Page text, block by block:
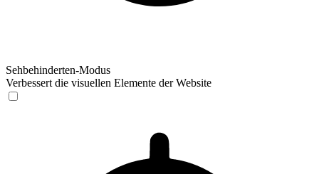
Sehbehinderten-Modus
Verbessert die visuellen Elemente der Website